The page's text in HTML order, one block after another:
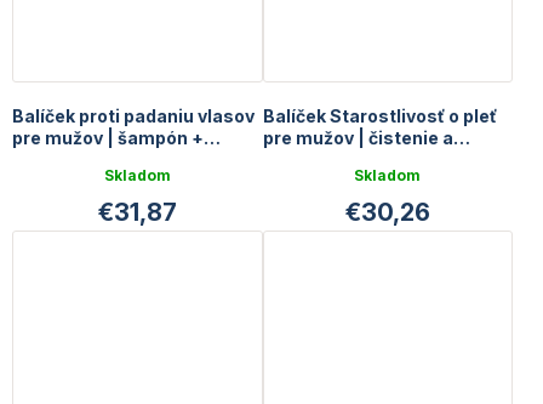
Balíček proti padaniu vlasov
pre mužov | šampón +
Skladom
€31,87
Balíček Starostlivosť o pleť
pre mužov | čistenie a
Skladom
€30,26